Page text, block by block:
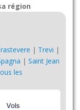
région
| Trevi |
| Saint Jean
les